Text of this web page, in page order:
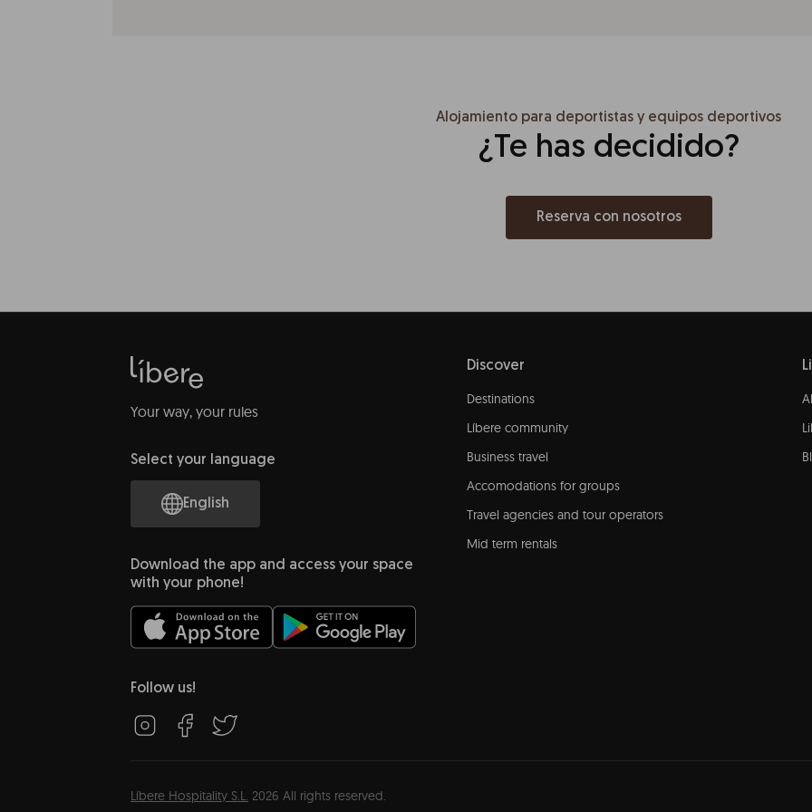
Alojamiento para deportistas y equipos deportivos
¿Te has decidido?
Reserva con nosotros
Your way, your rules
Select your language
English
Download the app and access your space
with your phone!
Follow us!
Discover
Destinations
Líbere community
Business travel
Accomodations for groups
Travel agencies and tour operators
Mid term rentals
Líbere Hospitality S.L. 2026 All rights reserved.